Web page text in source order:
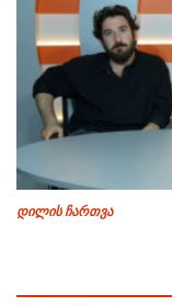
დილის ჩართვა